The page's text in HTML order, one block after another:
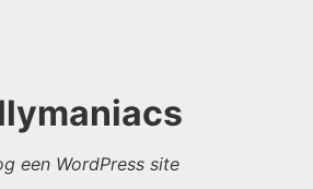
een WordPress site